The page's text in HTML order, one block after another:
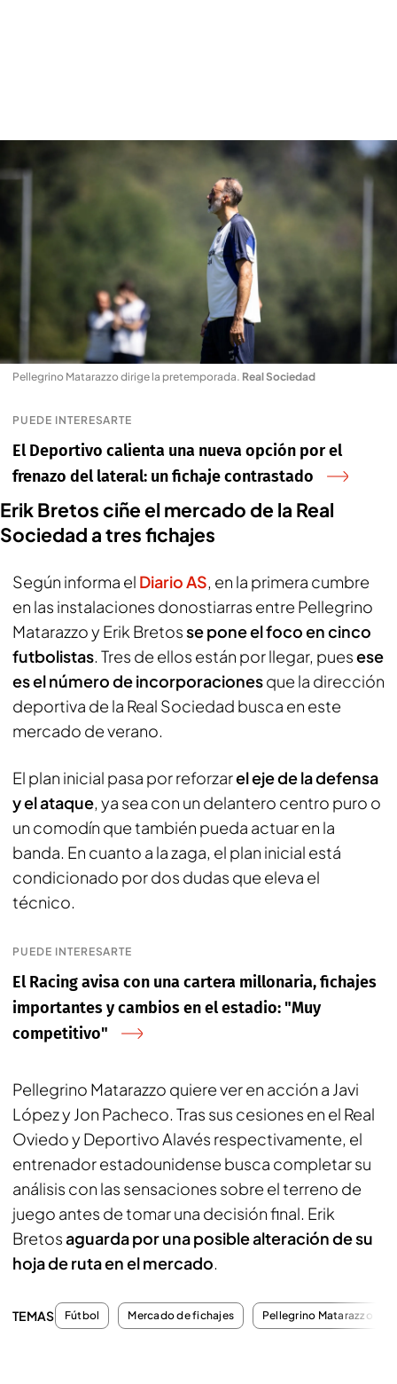
Pellegrino Matarazzo dirige la pretemporada. Real Sociedad
PUEDE INTERESARTE
El Deportivo calienta una nueva opción por el
frenazo del lateral: un fichaje contrastado
Erik Bretos ciñe el mercado de la Real
Sociedad a tres fichajes
Según informa el Diario AS, en la primera cumbre
en las instalaciones donostiarras entre Pellegrino
Matarazzo y Erik Bretosse pone el foco en cinco
futbolistas. Tres de ellos están por llegar, puesese
es el número de incorporacionesque la dirección
deportiva de la Real Sociedad busca en este
mercado de verano.
El plan inicial pasa por reforzarel eje de la defensa
y el ataque, ya sea con un delantero centro puro o
un comodín que también pueda actuar en la
banda. En cuanto a la zaga, el plan inicial está
condicionado por dos dudas que eleva el
técnico.
PUEDE INTERESARTE
El Racing avisa con una cartera millonaria, fichajes
importantes y cambios en el estadio: "Muy
competitivo"
Pellegrino Matarazzo quiere ver en acción a Javi
López y Jon Pacheco. Tras sus cesiones en el Real
Oviedo y Deportivo Alavés respectivamente, el
entrenador estadounidense busca completar su
análisis con las sensaciones sobre el terreno de
juego antes de tomar una decisión final. Erik
Bretosaguarda por una posible alteración de su
hoja de ruta en el mercado.
TEMAS Fútbol Mercado de fichajes Pellegrino Matarazzo